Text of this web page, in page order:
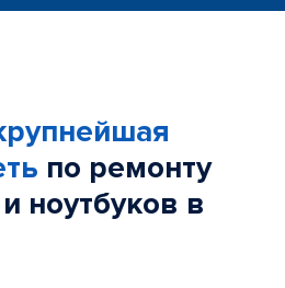
по ремонту
ноутбуков в